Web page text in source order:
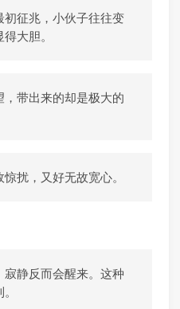
征兆，小伙子往往变
大胆。
带出来的却是极大的
扰，又好无故宽心。
静反而会醒来。这种